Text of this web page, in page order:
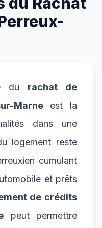
du rachat de
Marneest la
dans une
logement reste
cumulant
et prêts
de crédits
peut permettre